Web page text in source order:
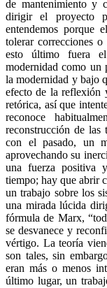
de mantenimiento y
dirigir el proyecto
entendemos porque
tolerar correcciones o
esto último fuera
modernidad como un
la modernidad y bajo
efecto de la reflexión
retórica, así que
reconoce
reconstrucción de las
con el pasado, un
aprovechando su
una fuerza positiva
tiempo; hay que abrir
un trabajo sobre los
una mirada lúcida
fórmula de Marx,
se desvanece y
vértigo. La teoría
son tales, sin
eran más o menos
último lugar, un